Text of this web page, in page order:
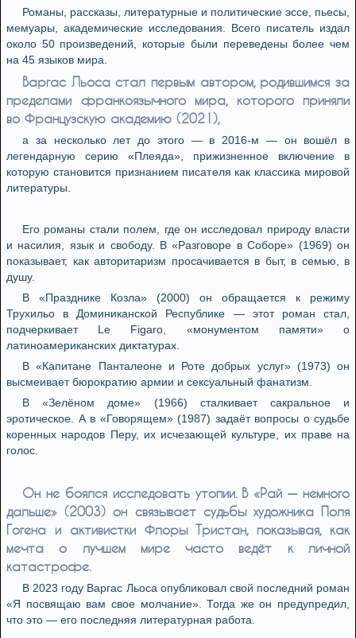
Романы, рассказы, литературные и политические эссе, пьесы,
мемуары, академические исследования. Всего писатель издал
около 50 произведений, которые были переведены более чем
на 45 языков мира.
Варгас Льоса стал первым автором, родившимся за
пределами франкоязычного мира, которого приняли
во Французскую академию (2021),
а за несколько лет до этого — в 2016-м — он вошёл в
легендарную серию «Плеяда», прижизненное включение в
которую становится признанием писателя как классика мировой
литературы.
Его романы стали полем, где он исследовал природу власти
и насилия, язык и свободу. В «Разговоре в Соборе» (1969) он
показывает, как авторитаризм просачивается в быт, в семью, в
душу.
В «Празднике Козла» (2000) он обращается к режиму
Трухильо в Доминиканской Республике — этот роман стал,
подчеркивает Le Figaro, «монументом памяти» о
латиноамериканских диктатурах.
В «Капитане Панталеоне и Роте добрых услуг» (1973) он
высмеивает бюрократию армии и сексуальный фанатизм.
В «Зелёном доме» (1966) сталкивает сакральное и
эротическое. А в «Говорящем» (1987) задаёт вопросы о судьбе
коренных народов Перу, их исчезающей культуре, их праве на
голос.
Он не боялся исследовать утопии. В «Рай — немного
дальше» (2003) он связывает судьбы художника Поля
Гогена и активистки Флоры Тристан, показывая, как
мечта о лучшем мире часто ведёт к личной
катастрофе.
В 2023 году Варгас Льоса опубликовал свой последний роман
«Я посвящаю вам свое молчание». Тогда же он предупредил,
что это — его последняя литературная работа.